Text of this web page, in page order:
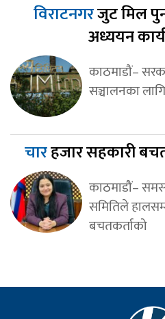
विराटनगरजुट मिल
अध्ययन
काठमाडौं–
सञ्चालनका
चारहजार सहकारी
काठमाडौं–
समितिले
बचतकर्ताको